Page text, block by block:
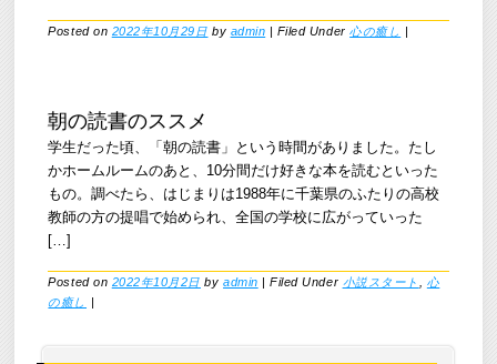
Posted on 2022年10月29日 by admin | Filed Under心の癒し |
朝の読書のススメ
学生だった頃、「朝の読書」という時間がありました。たし
かホームルームのあと、10分間だけ好きな本を読むといった
もの。調べたら、はじまりは1988年に千葉県のふたりの高校
教師の方の提唱で始められ、全国の学校に広がっていった
[…]
Posted on 2022年10月2日 byadmin |Filed Under 小説スタート
心
の癒し
|